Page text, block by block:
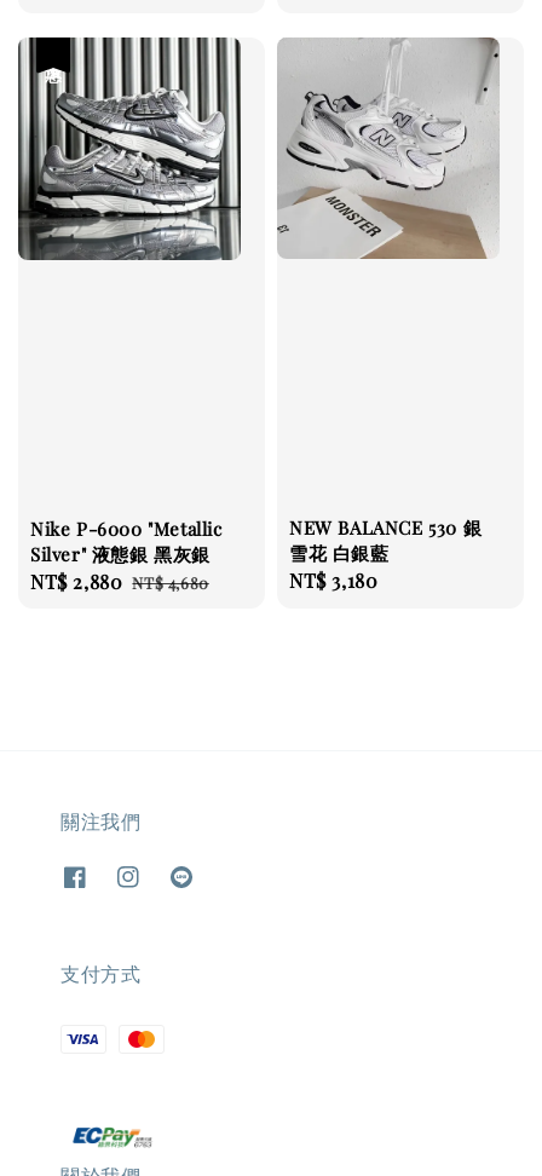
Nike P-6000 "Metallic
Silver" 液態銀 黑灰銀
Sale
NT$ 2,880 Regular
NT$ 4,680
NEW BALANCE 530 銀
雪花 白銀藍
Regular
NT$ 3,180
關注我們
支付方式